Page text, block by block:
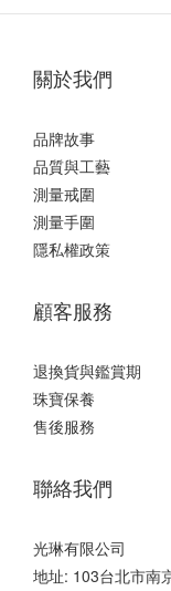
關於我們
品牌故事
品質與工藝
測量戒圍
測量手圍
隱私權政策
顧客服務
退換貨與鑑賞期
珠寶保養
售後服務
聯絡我們
光琳有限公司
地址: 103台北市南